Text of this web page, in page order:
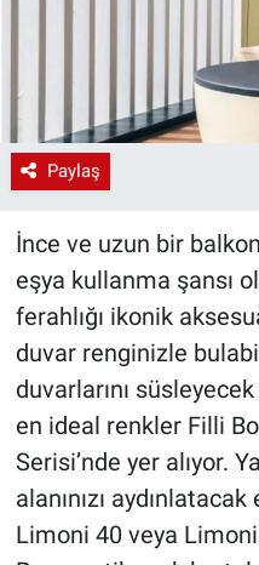
Paylaş
İnce ve uzun bir
eşya kullanma şansı
ferahlığı ikonik
duvar renginizle
duvarlarını
en ideal renkler Filli
Serisi’nde yer alıyor.
alanınızı
Limoni 40 veya